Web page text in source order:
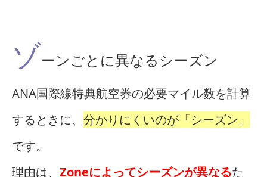
ゾーンごとに異なるシーズン
ANA国際線特典航空券の必要マイル数を計算
するときに、 分かりにくいのが「シーズン」
です。
理由は、 Zoneによってシーズンが異なるた